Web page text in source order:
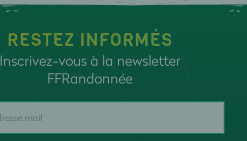
RESTEZ INFORMÉS
Inscrivez-vous à la newsletter
FFRandonnée